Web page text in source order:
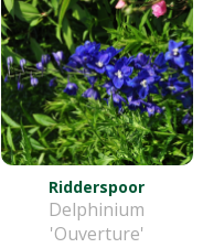
Ridderspoor
Delphinium
'Ouverture'